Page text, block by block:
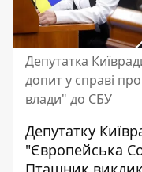
Депутатка
допит у справі
влади" до СБУ
Депутатку
"Європейська